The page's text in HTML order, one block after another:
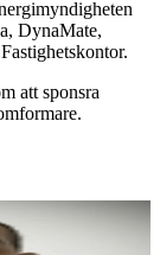
DynaMate,
att sponsra